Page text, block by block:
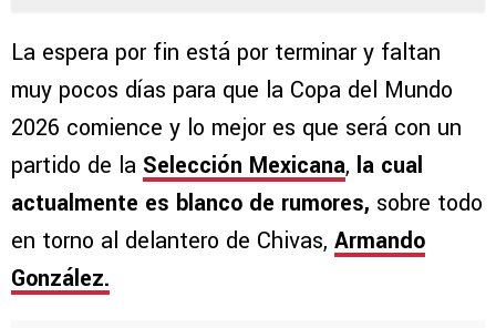
La espera por fin está por terminar y faltan
muy pocos días para que la Copa del Mundo
2026 comience y lo mejor es que será con un
partido de la Selección Mexicana, la cual
actualmente es blanco de rumores, sobre todo
en torno al delantero de Chivas, Armando
González.